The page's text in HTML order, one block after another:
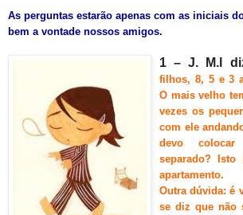
As perguntas estarão apenas com as iniciais
bem a vontade nossos amigos.
1 – J. M.l
filhos, 8, 5 e 3
O mais velho
vezes os
com ele
devo
separado?
apartamento.
Outra dúvida: é
se diz que não